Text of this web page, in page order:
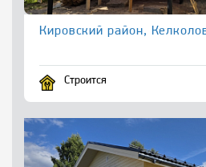
Кировский район,
Строится